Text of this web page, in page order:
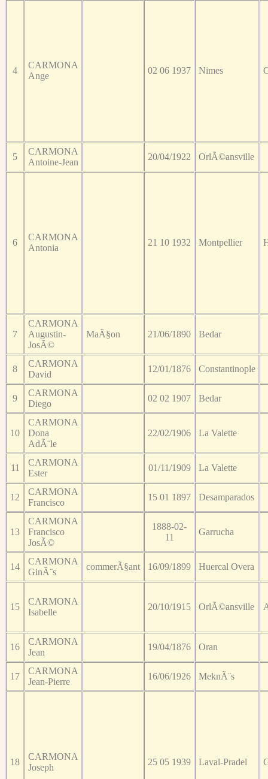
4
CARMONA
Ange
02 06 1937 Nimes
5
CARMONA
Antoine-Jean
20/04/1922 OrlÃ©ansville
6
CARMONA
Antonia
21 10 1932 Montpellier
7
CARMONA
Augustin-
JosÃ©
MaÃ§on 21/06/1890 Bedar
8
CARMONA
David
12/01/1876 Constantinople
9
CARMONA
Diego
02 02 1907 Bedar
10
CARMONA
Dona
AdÃ¨le
22/02/1906 La Valette
11
CARMONA
Ester
01/11/1909 La Valette
12
CARMONA
Francisco
15 01 1897 Desamparados
13
CARMONA
Francisco
JosÃ©
1888-02-
11
Garrucha
14
CARMONA
GinÃ¨s
commerÃ§ant 16/09/1899 Huercal Overa
15
CARMONA
Isabelle
20/10/1915 OrlÃ©ansville
16
CARMONA
Jean
19/04/1876 Oran
17
CARMONA
Jean-Pierre
16/06/1926 MeknÃ¨s
18
CARMONA
Joseph
25 05 1939 Laval-Pradel